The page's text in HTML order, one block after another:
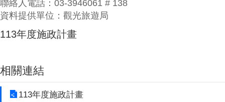
聯絡人電話：03-3946061 # 138
資料提供單位：觀光旅遊局
113年度施政計畫
相關連結
113年度施政計畫